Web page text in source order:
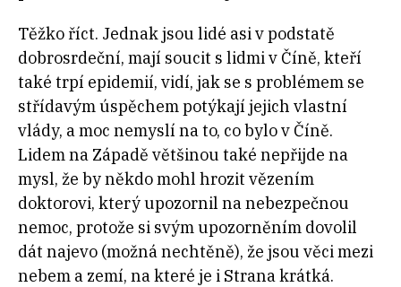
Těžko říct. Jednak jsou lidé asi v podstatě
dobrosrdeční, mají soucit s lidmi v Číně, kteří
také trpí epidemií, vidí, jak se s problémem se
střídavým úspěchem potýkají jejich vlastní
vlády, a moc nemyslí na to, co bylo v Číně.
Lidem na Západě většinou také nepřijde na
mysl, že by někdo mohl hrozit vězením
doktorovi, který upozornil na nebezpečnou
nemoc, protože si svým upozorněním dovolil
dát najevo (možná nechtěně), že jsou věci mezi
nebem a zemí, na které je i Strana krátká.